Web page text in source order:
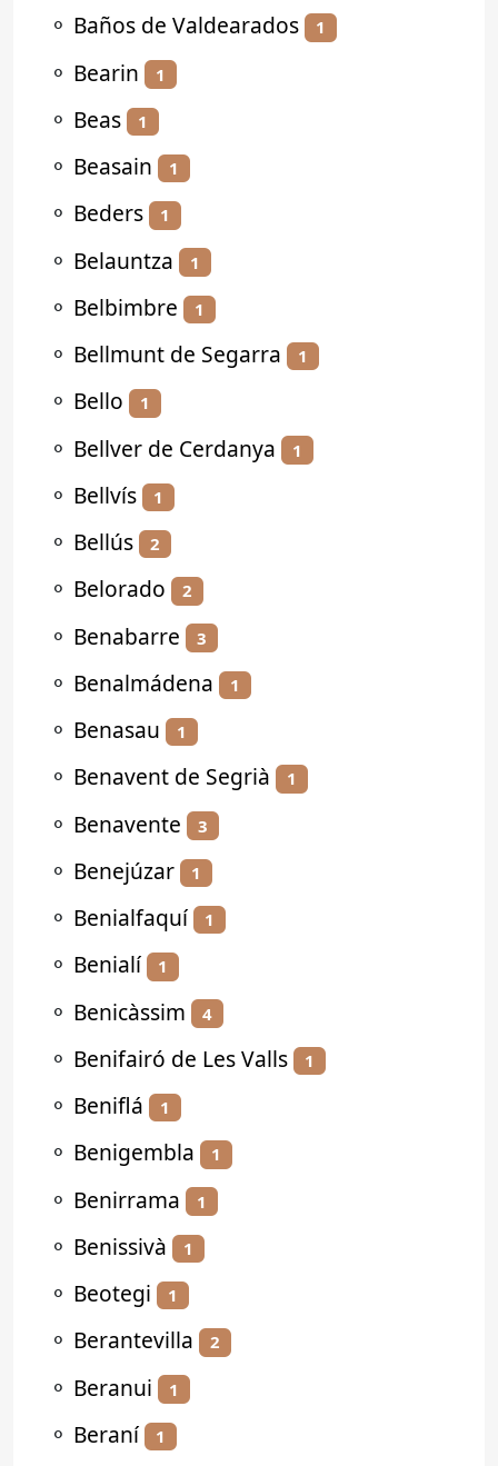
⚬ Baños de Valdearados 1
⚬ Bearin 1
⚬ Beas 1
⚬ Beasain 1
⚬ Beders 1
⚬ Belauntza 1
⚬ Belbimbre 1
⚬ Bellmunt de Segarra 1
⚬ Bello 1
⚬ Bellver de Cerdanya 1
⚬ Bellvís 1
⚬ Bellús 2
⚬ Belorado 2
⚬ Benabarre 3
⚬ Benalmádena 1
⚬ Benasau 1
⚬ Benavent de Segrià 1
⚬ Benavente 3
⚬ Benejúzar 1
⚬ Benialfaquí 1
⚬ Benialí 1
⚬ Benicàssim 4
⚬ Benifairó de Les Valls 1
⚬ Beniflá 1
⚬ Benigembla 1
⚬ Benirrama 1
⚬ Benissivà 1
⚬ Beotegi 1
⚬ Berantevilla 2
⚬ Beranui 1
⚬ Beraní 1